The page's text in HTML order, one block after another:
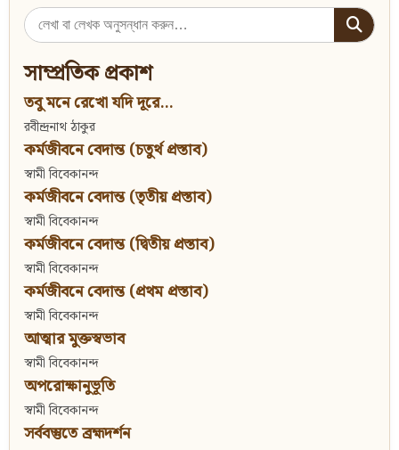
Search
for:
সাম্প্রতিক প্রকাশ
তবু মনে রেখো যদি দূরে...
রবীন্দ্রনাথ ঠাকুর
কর্মজীবনে বেদান্ত (চতুর্থ প্রস্তাব)
স্বামী বিবেকানন্দ
কর্মজীবনে বেদান্ত (তৃতীয় প্রস্তাব)
স্বামী বিবেকানন্দ
কর্মজীবনে বেদান্ত (দ্বিতীয় প্রস্তাব)
স্বামী বিবেকানন্দ
কর্মজীবনে বেদান্ত (প্রথম প্রস্তাব)
স্বামী বিবেকানন্দ
আত্মার মুক্তস্বভাব
স্বামী বিবেকানন্দ
অপরোক্ষানুভূতি
স্বামী বিবেকানন্দ
সর্ববস্তুতে ব্রহ্মদর্শন